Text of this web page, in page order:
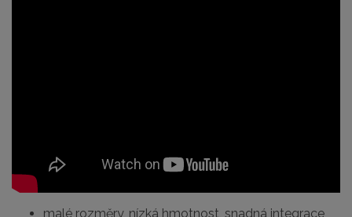
malé rozměry, nízká hmotnost, snadná integrace